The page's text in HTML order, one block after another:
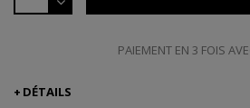
PAIEMENT EN 3 FOIS
DÉTAILS